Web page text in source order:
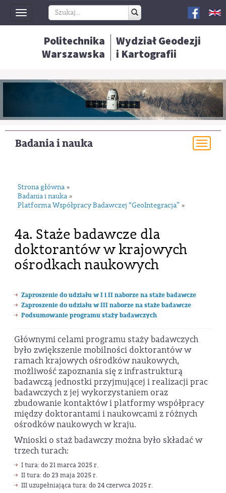
Toggle
navigation
Politechnika
Warszawska
Wydział Geodezji
i Kartografii
Badania i nauka
Strona główna »
Badania i nauka »
Platforma Współpracy Badawczej “GeoIntegracja” »
4a. Staże badawcze dla
doktorantów w krajowych
ośrodkach naukowych
Zaproszenie do udziału w I i II naborze na staże badawcze
Zaproszenie do udziału w III naborze na staże badawcze
Podsumowanie programu staży badawczych
Głównymi celami programu staży badawczych
było zwiększenie mobilności doktorantów w
ramach krajowych ośrodków naukowych,
możliwość zapoznania się z infrastrukturą
badawczą jednostki przyjmującej i realizacji prac
badawczych z jej wykorzystaniem oraz
zbudowanie kontaktów i platformy współpracy
między doktorantami i naukowcami z różnych
ośrodków naukowych w kraju.
Wnioski o staż badawczy można było składać w
trzech turach:
I tura: do 21 marca 2025 r.
II tura: do 23 maja 2025 r.
III uzupełniająca tura: do 24 czerwca 2025 r.